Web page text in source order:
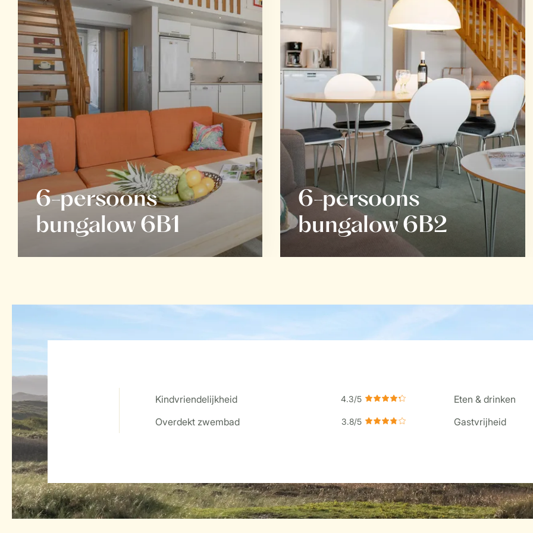
6-persoons
bungalow 6B1
6-persoons
bungalow 6B2
Kindvriendelijkheid
Eten & drinken
Overdekt zwembad
Gastvrijheid